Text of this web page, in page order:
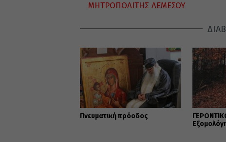
ΜΗΤΡΟΠΟΛΙΤΗΣ ΛΕΜΕΣΟΥ
Πνευματική πρόοδος